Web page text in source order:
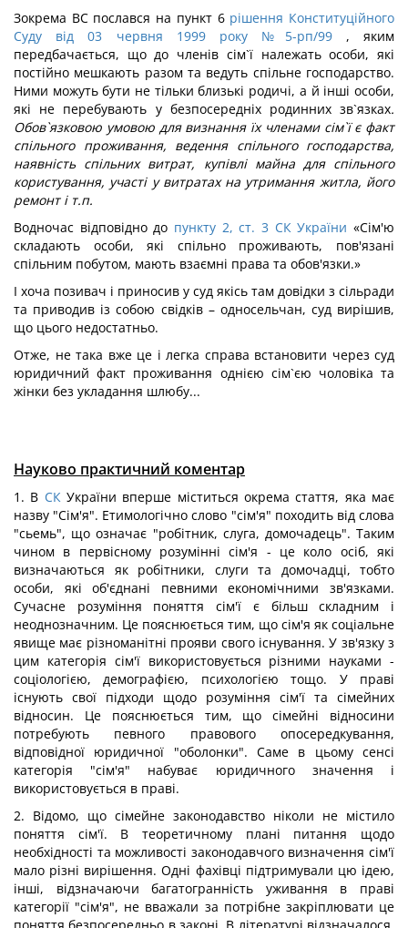
Зокрема ВС послався на пункт 6 рішення Конституційного
Суду від 03 червня 1999 року №5-рп/99, яким
передбачається, що до членів сім`ї належать особи, які
постійно мешкають разом та ведуть спільне господарство.
Ними можуть бути не тільки близькі родичі, а й інші особи,
які не перебувають у безпосередніх родинних зв`язках.
Обов`язковою умовою для визнання їх членами сім`ї є факт
спільного проживання, ведення спільного господарства,
наявність спільних витрат, купівлі майна для спільного
користування, участі у витратах на утримання житла, його
ремонт і т.п.
Водночас відповідно до пункту 2, ст. 3 СК України «Сім'ю
складають особи, які спільно проживають, пов'язані
спільним побутом, мають взаємні права та обов'язки.»
І хоча позивач і приносив у суд якісь там довідки з сільради
та приводив із собою свідків – односельчан, суд вирішив,
що цього недостатньо.
Отже, не така вже це і легка справа встановити через суд
юридичний факт проживання однією сім`єю чоловіка та
жінки без укладання шлюбу...
Науково практичний коментар
1. В СКУкраїни вперше міститься окрема стаття, яка має
назву "Сім'я". Етимологічно слово "сім'я" походить від слова
"сьемь", що означає "робітник, слуга, домочадець". Таким
чином в первісному розумінні сім'я - це коло осіб, які
визначаються як робітники, слуги та домочадці, тобто
особи, які об'єднані певними економічними зв'язками.
Сучасне розуміння поняття сім'ї є більш складним і
неоднозначним. Це пояснюється тим, що сім'я як соціальне
явище має різноманітні прояви свого існування. У зв'язку з
цим категорія сім'ї використовується різними науками -
соціологією, демографією, психологією тощо. У праві
існують свої підходи щодо розуміння сім'ї та сімейних
відносин. Це пояснюється тим, що сімейні відносини
потребують певного правового опосередкування,
відповідної юридичної "оболонки". Саме в цьому сенсі
категорія "сім'я" набуває юридичного значення і
використовується в праві.
2. Відомо, що сімейне законодавство ніколи не містило
поняття сім'ї. В теоретичному плані питання щодо
необхідності та можливості законодавчого визначення сім'ї
мало різні вирішення. Одні фахівці підтримували цю ідею,
інші, відзначаючи багатогранність уживання в праві
категорії "сім'я", не вважали за потрібне закріплювати це